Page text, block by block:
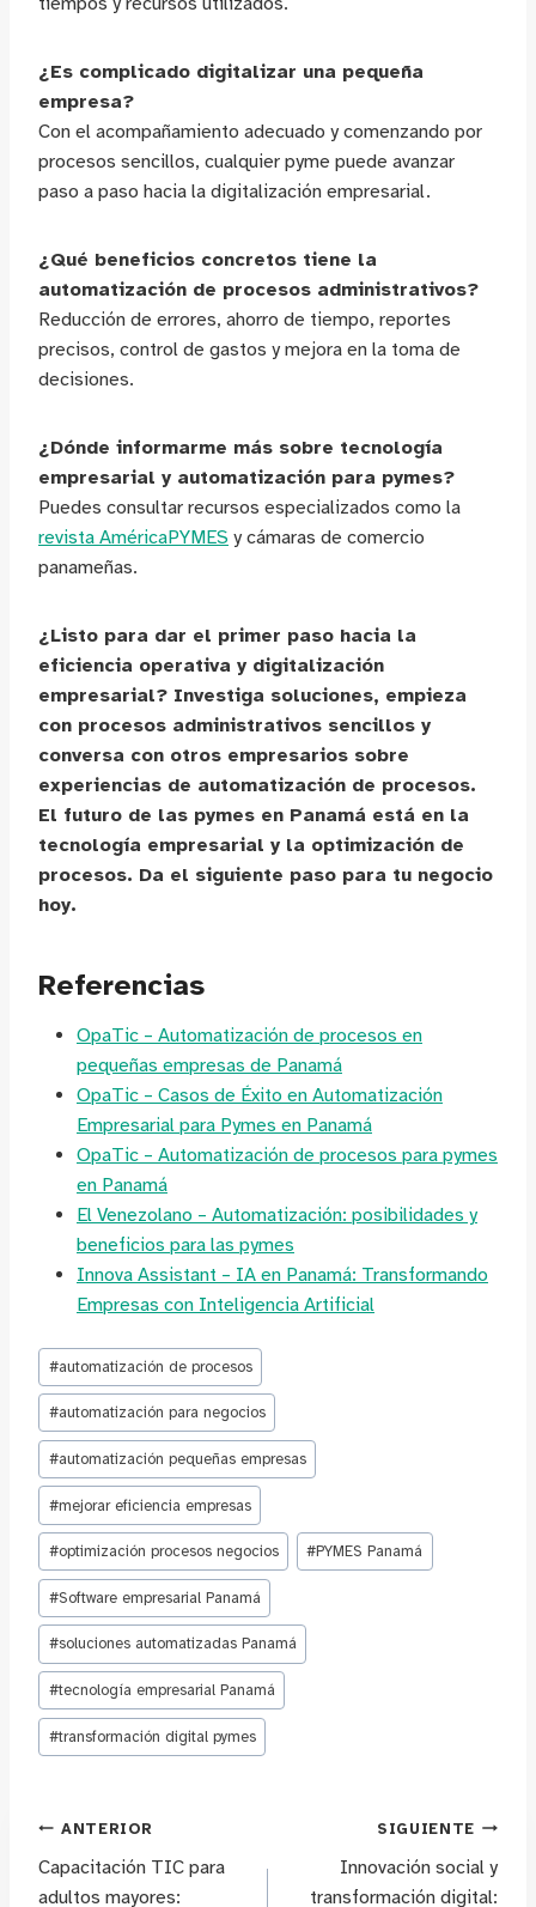
¿Es complicado digitalizar una pequeña
empresa?
Con el acompañamiento adecuado y comenzando por
procesos sencillos, cualquier pyme puede avanzar
paso a paso hacia la digitalización empresarial.
¿Qué beneficios concretos tiene la
automatización de procesos administrativos?
Reducción de errores, ahorro de tiempo, reportes
precisos, control de gastos y mejora en la toma de
decisiones.
¿Dónde informarme más sobre tecnología
empresarial y automatización para pymes?
Puedes consultar recursos especializados como la
revista AméricaPYMES y cámaras de comercio
panameñas.
¿Listo para dar el primer paso hacia la
eficiencia operativa y digitalización
empresarial? Investiga soluciones, empieza
con procesos administrativos sencillos y
conversa con otros empresarios sobre
experiencias de automatización de procesos.
El futuro de las pymes en Panamá está en la
tecnología empresarial y la optimización de
procesos. Da el siguiente paso para tu negocio
hoy.
Referencias
OpaTic – Automatización de procesos en
pequeñas empresas de Panamá
OpaTic – Casos de Éxito en Automatización
Empresarial para Pymes en Panamá
OpaTic – Automatización de procesos para pymes
en Panamá
El Venezolano – Automatización: posibilidades y
beneficios para las pymes
Innova Assistant – IA en Panamá: Transformando
Empresas con Inteligencia Artificial
Etiquetas
de
la
entrada:
#automatización de procesos
#automatización para negocios
#automatización pequeñas empresas
#mejorar eficiencia empresas
#optimización procesos negocios #PYMES Panamá
#Software empresarial Panamá
#soluciones automatizadas Panamá
#tecnología empresarial Panamá
#transformación digital pymes
Navegación
de
ANTERIOR
Capacitación TIC para
adultos mayores:
SIGUIENTE
Innovación social y
transformación digital: